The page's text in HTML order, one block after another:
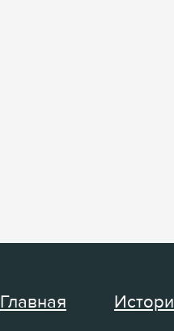
Главная